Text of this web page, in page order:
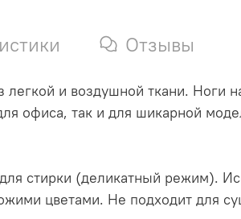
Отзывы
легкой и воздушной ткани. Ноги
офиса, так и для шикарной
стирки (деликатный режим).
цветами. Не подходит для